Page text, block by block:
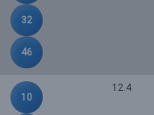
32
46
10
12.4